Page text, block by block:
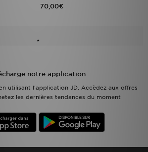
70,00€
notre application
utilisant l'application JD. Accèdez aux offres
les dernières tendances du moment